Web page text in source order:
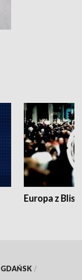
Europa z
GDAŃSK /